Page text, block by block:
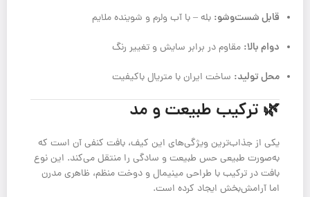
قابل شست‌وشو: بله – با آب ولرم و شوینده ملایم
دوام بالا: مقاوم در برابر سایش و تغییر رنگ
محل تولید: ساخت ایران با متریال باکیفیت
🌿 ترکیب طبیعت و مد
یکی از جذاب‌ترین ویژگی‌های این کیف، بافت کنفی آن است که
به‌صورت طبیعی حس طبیعت و سادگی را منتقل می‌کند. این نوع
بافت در ترکیب با طراحی مینیمال و دوخت منظم، ظاهری مدرن
اما آرامش‌بخش ایجاد کرده است.